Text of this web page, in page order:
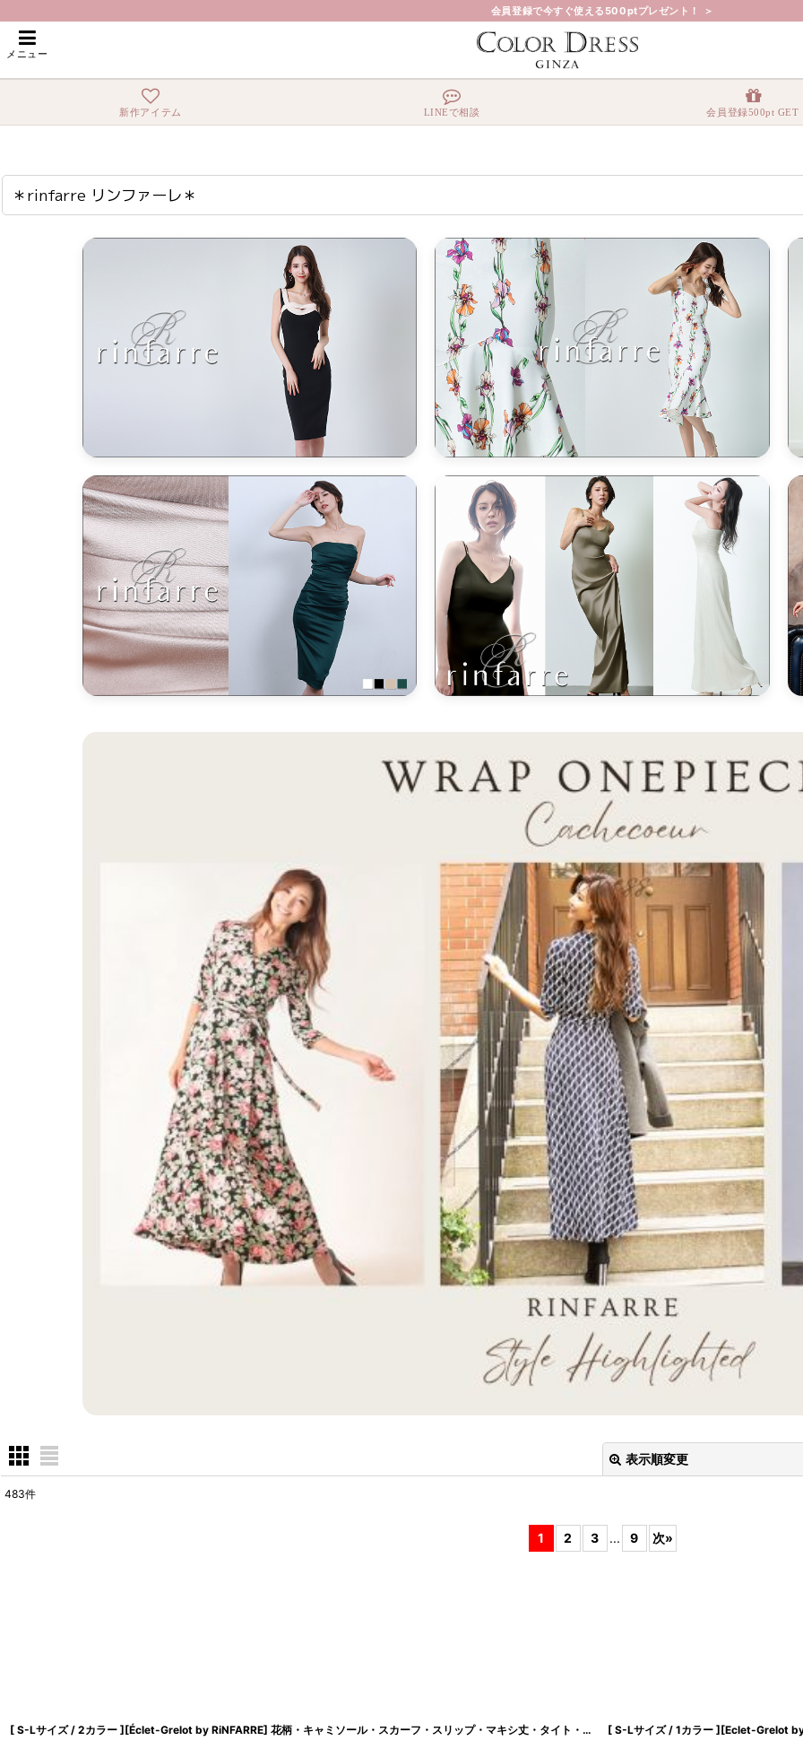
会員登録で今すぐ使える500ptプレゼント！ ＞
メニュー
新作アイテム LINEで相談 会員登録500pt GET
ホーム > ＊rinfarre リンファーレ＊
＊rinfarre リンファーレ＊
表示順変更
483件
1 2 3 ... 9 次»
[ S-Lサイズ / 2カラー ][Éclet-Grelot by RiNFARRE] 花柄・キャミソール・スカーフ・スリップ・マキシ丈・タイト・ロングドレス・ワンピース・エクラグレロ [奈月セナ・薗田杏奈着用][送料無料]